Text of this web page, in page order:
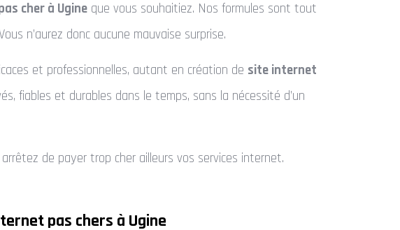
cher à Ugine que vous souhaitiez. Nos formules sont tout
n’aurez donc aucune mauvaise surprise.
et professionnelles, autant en création de site internet
fiables et durables dans le temps, sans la nécessité d’un
de payer trop cher ailleurs vos services internet.
pas chers à Ugine